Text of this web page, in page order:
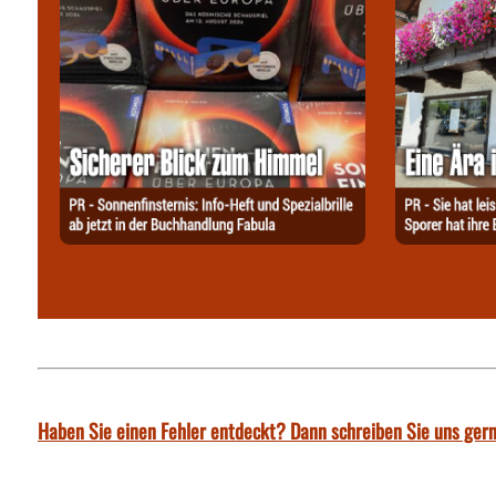
Haben Sie einen Fehler entdeckt? Dann schreiben Sie uns